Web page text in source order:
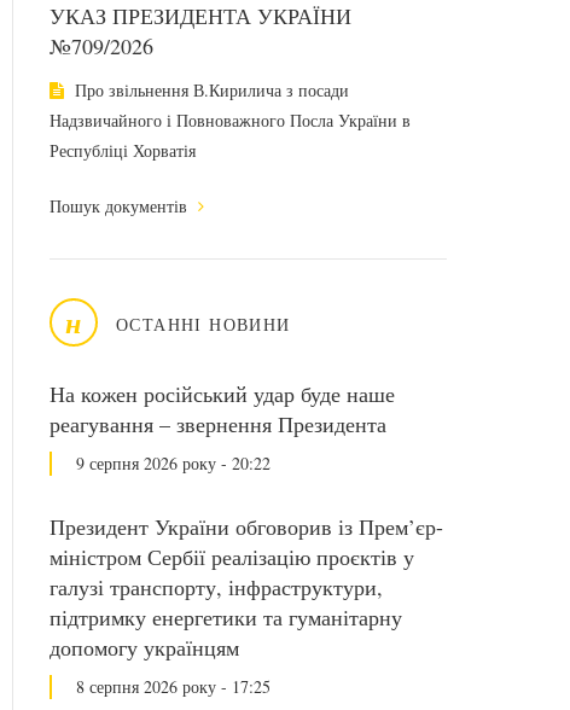
УКАЗ ПРЕЗИДЕНТА УКРАЇНИ
№709/2026
Про звільнення В.Кирилича з посади
Надзвичайного і Повноважного Посла України в
Республіці Хорватія
Пошук документів
н ОСТАННІ НОВИНИ
На кожен російський удар буде наше
реагування – звернення Президента
9 серпня 2026 року - 20:22
Президент України обговорив із Прем’єр-
міністром Сербії реалізацію проєктів у
галузі транспорту, інфраструктури,
підтримку енергетики та гуманітарну
допомогу українцям
8 серпня 2026 року - 17:25